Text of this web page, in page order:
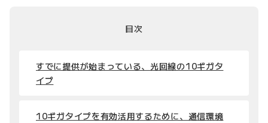
目次
すでに提供が始まっている、光回線の10ギガタ
イプ
10ギガタイプを有効活用するために、通信環境